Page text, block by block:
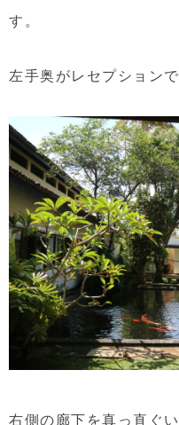
す。
左手奥がレセプションで
右側の廊下を真っ直ぐ